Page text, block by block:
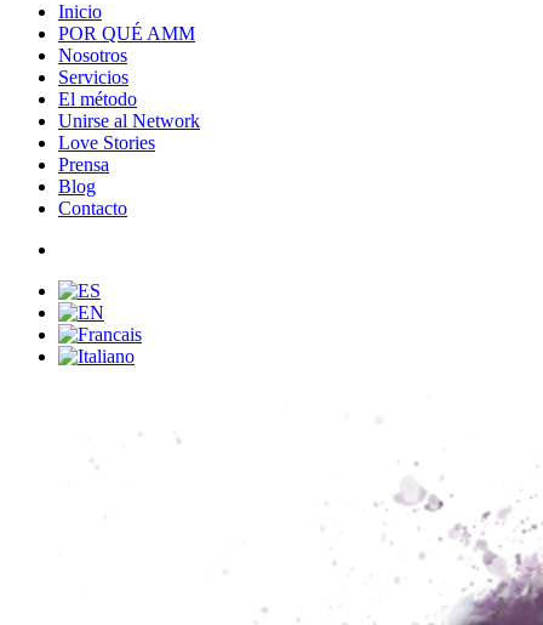
Inicio
POR QUÉ AMM
Nosotros
Servicios
El método
Unirse al Network
Love Stories
Prensa
Blog
Contacto